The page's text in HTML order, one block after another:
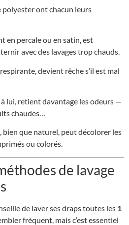
polyester ont chacun leurs
en percale ou en satin, est
avec des lavages trop chauds.
devient rêche s’il est mal
lui, retient davantage les odeurs —
chaudes…
bien que naturel, peut décolorer les
ou colorés.
de lavage
de laver ses draps toutes les 1
fréquent, mais c’est essentiel